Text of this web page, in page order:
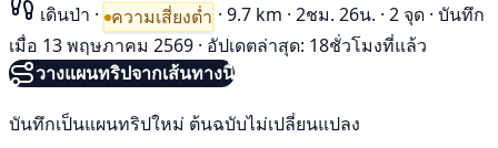
เดินป่า · ความเสี่ยงต่ำ · 9.7 km · 2ชม. 26น. · 2 จุด · บันทึก
เมื่อ 13 พฤษภาคม 2569 · อัปเดตล่าสุด: 18ชั่วโมงที่แล้ว
วางแผนทริปจากเส้นทางนี้
บันทึกเป็นแผนทริปใหม่ ต้นฉบับไม่เปลี่ยนแปลง